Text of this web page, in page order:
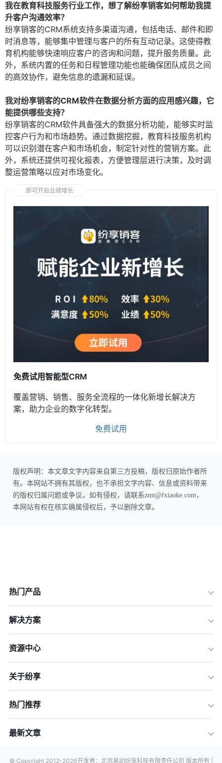
我在教育科技服务行业工作，想了解纷享销客如何帮助我提
升客户沟通效率？
纷享销客的CRM系统支持多渠道沟通，包括电话、邮件和即
时消息等，能够集中管理与客户的所有互动记录。这使得教
育机构能够快速响应客户的咨询和问题，提升服务质量。此
外，系统内置的任务和日程管理功能也能确保团队成员之间
的高效协作，避免信息的遗漏和延误。
我对纷享销客的CRM软件在数据分析方面的应用感兴趣，它
能提供哪些支持？
纷享销客的CRM软件具备强大的数据分析功能，能够实时监
控客户行为和市场趋势。通过数据挖掘，教育科技服务机构
可以识别潜在客户和市场机会，制定针对性的营销方案。此
外，系统还提供可视化报表，方便管理层进行决策，及时调
整运营策略以应对市场变化。
即可开启业绩增长
免费试用智能型CRM
覆盖营销、销售、服务全流程的一体化新增长解决方
案，助力企业的数字化转型。
免费试用
版权声明：本文章文字内容来自第三方投稿，版权归原始作者所
有。本网站不拥有其版权，也不承担文字内容、信息或资料带来
的版权归属问题或争议。如有侵权，请联系zmt@fxiaoke.com，
本网站有权在核实确属侵权后，予以删除文章。
热门产品
解决方案
资源中心
关于纷享
热门推荐
最新文章
© Copyright 2012-2026开发者：北京易动纷享科技有限责任公司 版本所有 |